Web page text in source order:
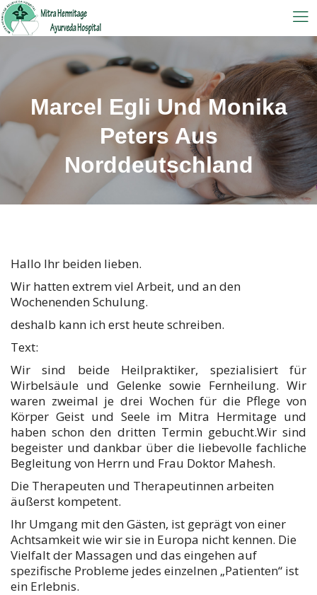
Marcel Egli Und Monika
Peters Aus
Norddeutschland
Hallo Ihr beiden lieben.
Wir hatten extrem viel Arbeit, und an den
Wochenenden Schulung.
deshalb kann ich erst heute schreiben.
Text:
Wir sind beide Heilpraktiker, spezialisiert für
Wirbelsäule und Gelenke sowie Fernheilung. Wir
waren zweimal je drei Wochen für die Pflege von
Körper Geist und Seele im Mitra Hermitage und
haben schon den dritten Termin gebucht.Wir sind
begeister und dankbar über die liebevolle fachliche
Begleitung von Herrn und Frau Doktor Mahesh.
Die Therapeuten und Therapeutinnen arbeiten
äußerst kompetent.
Ihr Umgang mit den Gästen, ist geprägt von einer
Achtsamkeit wie wir sie in Europa nicht kennen. Die
Vielfalt der Massagen und das eingehen auf
spezifische Probleme jedes einzelnen „Patienten“ ist
ein Erlebnis.